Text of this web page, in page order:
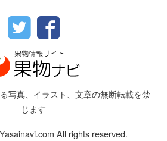
写真、イラスト、文章の無断転載を禁
じます
All rights reserved.